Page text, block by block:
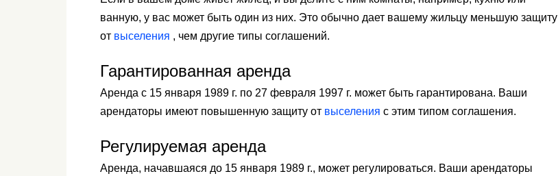
ванную, у вас может быть один из них. Это обычно дает вашему жильцу меньшую защиту
от выселения , чем другие типы соглашений.
Гарантированная аренда
Аренда с 15 января 1989 г. по 27 февраля 1997 г. может быть гарантирована. Ваши
арендаторы имеют повышенную защиту от выселения с этим типом соглашения.
Регулируемая аренда
Аренда, начавшаяся до 15 января 1989 г., может регулироваться. Ваши арендаторы